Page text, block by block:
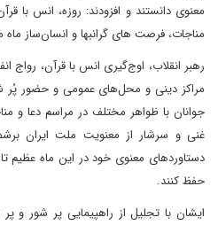
معنوی دانستند و افزودند: روزه، انس با
مناجات، فرصت های گرانبها و انسان‌ساز
رهبر انقلاب، اوج‌گیری انس با قرآن، رواج
مراکز دینی و محل‌های عمومی و حضور
جوانان با ظواهر مختلف در مراسم دعا و
غنی و سرشار از معنویت ملت ایران
دستاوردهای معنوی خود در این ماه عظیم
حفظ کنند.
ایشان با تجلیل از راهپیمایی پر شور و